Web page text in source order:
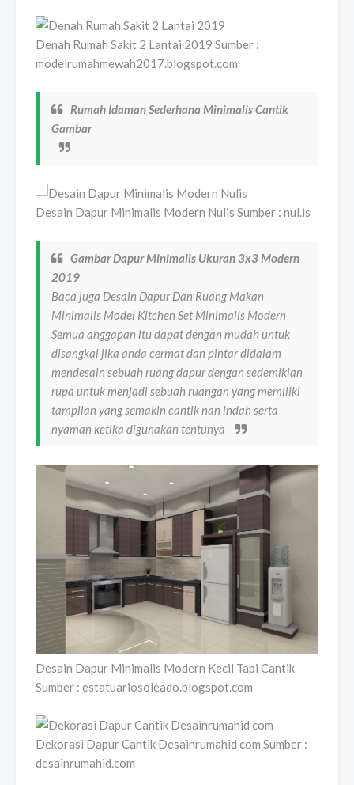
Denah Rumah Sakit 2 Lantai 2019 Sumber :
modelrumahmewah2017.blogspot.com
Rumah Idaman Sederhana Minimalis Cantik
Gambar
Desain Dapur Minimalis Modern Nulis Sumber : nul.is
Gambar Dapur Minimalis Ukuran 3x3 Modern
2019
Baca juga Desain Dapur Dan Ruang Makan
Minimalis Model Kitchen Set Minimalis Modern
Semua anggapan itu dapat dengan mudah untuk
disangkal jika anda cermat dan pintar didalam
mendesain sebuah ruang dapur dengan sedemikian
rupa untuk menjadi sebuah ruangan yang memiliki
tampilan yang semakin cantik nan indah serta
nyaman ketika digunakan tentunya
Desain Dapur Minimalis Modern Kecil Tapi Cantik
Sumber : estatuariosoleado.blogspot.com
Dekorasi Dapur Cantik Desainrumahid com Sumber :
desainrumahid.com